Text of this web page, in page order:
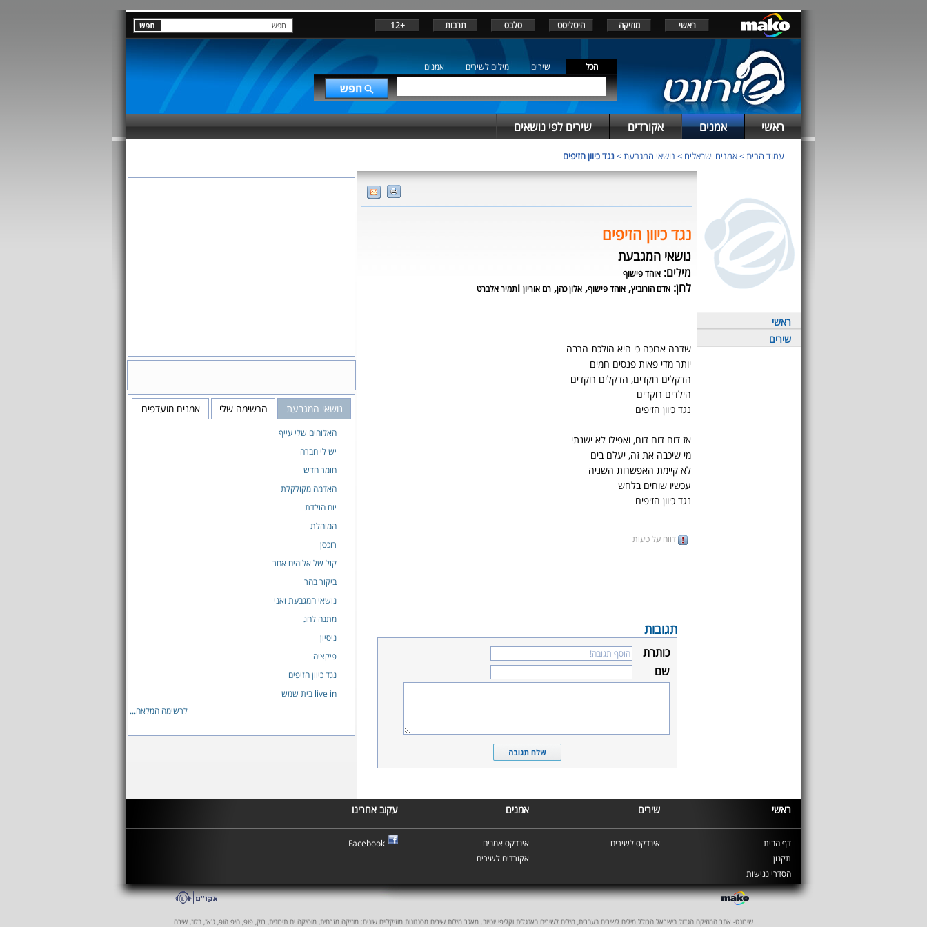
ראשי מוזיקה היטליסט סלבס תרבות +12
הכל שירים מילים לשירים אמנים
ראשי אמנים אקורדים שירים לפי נושאים
עמוד הבית>אמנים ישראלים > נושאי המגבעת>נגד כיוון הזיפים
ראשי
שירים
נגד כיוון הזיפים
נושאי המגבעת
מילים: אוהד פישוף
לחן: אדם הורוביץ, אוהד פישוף, אלון כהן, רם אוריון ותמיר אלברט
שדרה ארוכה כי היא הולכת הרבה
יותר מדי פאות פנסים חמים
הדקלים רוקדים, הדקלים רוקדים
הילדים רוקדים
נגד כיוון הזיפים
אז דום דום דום, ואפילו לא ישנתי
מי שיכבה את זה, יעלם בים
לא קיימת האפשרות השניה
עכשיו שוחים בלחש
נגד כיוון הזיפים
דווח על טעות
תגובות
כותרת
שם
נושאי המגבעת הרשימה שלי אמנים מועדפים
האלוהים שלי עייף
יש לי חברה
חומר חדש
האדמה מקולקלת
יום הולדת
המוהלת
רוכסן
קול של אלוהים אחר
ביקור בהר
נושאי המגבעת ואני
מתנה לחג
ניסיון
פיקציה
נגד כיוון הזיפים
live in בית שמש
לרשימה המלאה...
ראשי שירים אמנים עקוב אחרינו
דף הבית
תקנון
הסדרי נגישות
אינדקס לשירים
אינדקס אמנים
אקורדים לשירים
Facebook
שירונט- אתר המוזיקה הגדול בישראל הכולל מילים לשירים בעברית, מילים לשירים באנגלית וקליפי יוטיוב. מאגר מילות שירים מסגנונות מוזיקליים שונים: מוזיקה מזרחית, מוסיקה ים תיכונית, רוק, פופ, היפ הופ, ג'אז, בלוז, שירה